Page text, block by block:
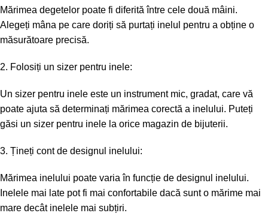
Mărimea degetelor poate fi diferită între cele două mâini.
Alegeți mâna pe care doriți să purtați inelul pentru a obține o
măsurătoare precisă.
Folosiți un sizer pentru inele:
Un sizer pentru inele este un instrument mic, gradat, care vă
poate ajuta să determinați mărimea corectă a inelului. Puteți
găsi un sizer pentru inele la orice magazin de bijuterii.
Țineți cont de designul inelului:
Mărimea inelului poate varia în funcție de designul inelului.
Inelele mai late pot fi mai confortabile dacă sunt o mărime mai
mare decât inelele mai subțiri.